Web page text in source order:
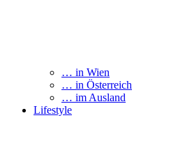
… in Wien
… in Österreich
… im Ausland
Lifestyle